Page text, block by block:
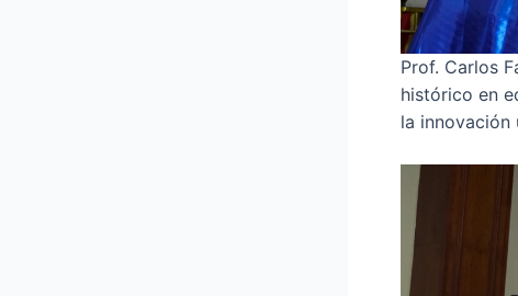
Prof. Carlos
histórico en
la innovación